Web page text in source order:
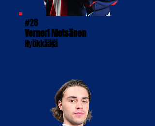
#28
Verneri Metsänen
Hyökkääjä